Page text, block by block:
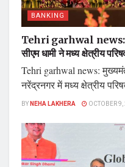
BANKING
Tehri garhwal news: गृह
सीएम धामी ने मध्य क्षेत्रीय
Tehri garhwal news:
नरेंद्रनगर में मध्य क्षेत्रीय
BYNEHA LAKHERA OCTOBER